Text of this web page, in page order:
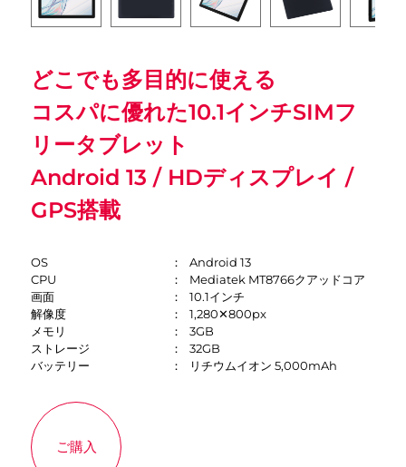
どこでも多目的に使える
コスパに優れた10.1インチSIMフ
リータブレット
Android 13 / HDディスプレイ /
GPS搭載
OS
Android 13
CPU
Mediatek MT8766クアッドコア
画面
10.1インチ
解像度
1,280✕800px
メモリ
3GB
ストレージ
32GB
バッテリー
リチウムイオン 5,000mAh
ご購入